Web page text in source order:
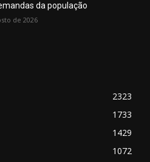
da população
de 2026
2323
1733
1429
1072